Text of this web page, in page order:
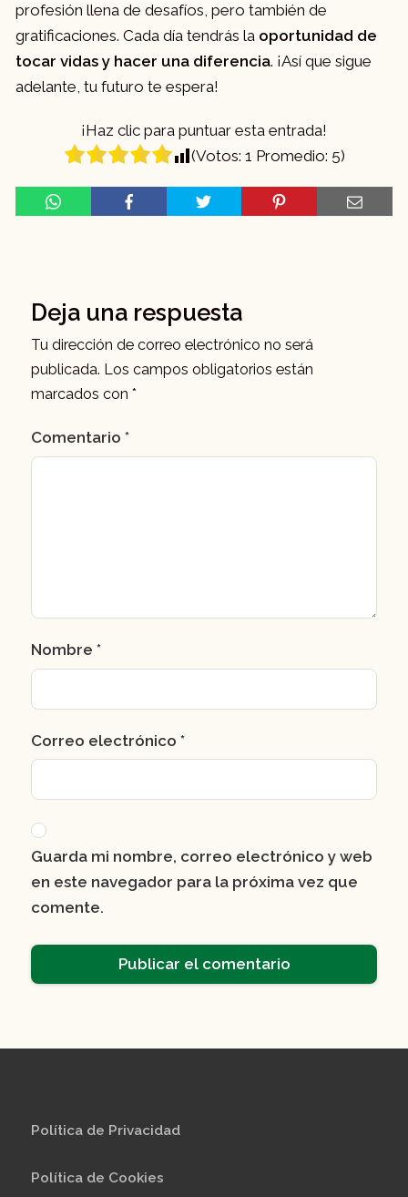
profesión llena de desafíos, pero también de
gratificaciones. Cada día tendrás la oportunidad de
tocar vidas y hacer una diferencia. ¡Así que sigue
adelante, tu futuro te espera!
¡Haz clic para puntuar esta entrada!
(Votos: 1 Promedio: 5)
Deja una respuesta
Tu dirección de correo electrónico no será
publicada. Los campos obligatorios están
marcados con *
Comentario *
Nombre *
Correo electrónico *
Guarda mi nombre, correo electrónico y web
en este navegador para la próxima vez que
comente.
Política de Privacidad
Política de Cookies